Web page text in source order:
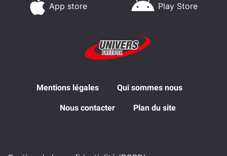
App store Play Store
Mentions légales Qui sommes nous
Nous contacter Plan du site